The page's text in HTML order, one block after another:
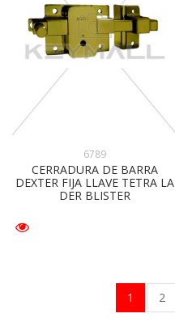
6789
CERRADURA DE BARRA
DEXTER FIJA LLAVE TETRA LA
DER BLISTER
1 2